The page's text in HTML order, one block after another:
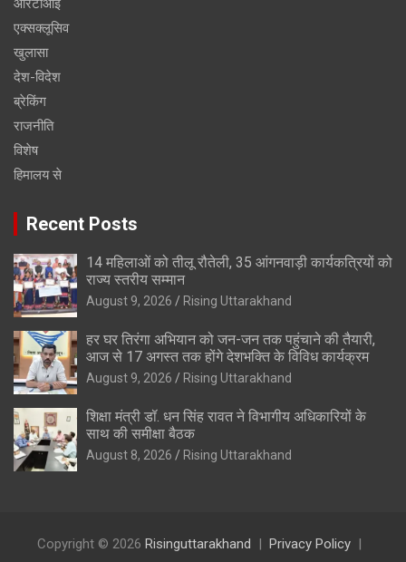
आरटीआई
एक्सक्लूसिव
खुलासा
देश-विदेश
ब्रेकिंग
राजनीति
विशेष
हिमालय से
Recent Posts
14 महिलाओं को तीलू रौतेली, 35 आंगनवाड़ी कार्यकत्रियों को
राज्य स्तरीय सम्मान
August 9, 2026 Rising Uttarakhand
हर घर तिरंगा अभियान को जन-जन तक पहुंचाने की तैयारी,
आज से 17 अगस्त तक होंगे देशभक्ति के विविध कार्यक्रम
August 9, 2026 Rising Uttarakhand
शिक्षा मंत्री डॉ. धन सिंह रावत ने विभागीय अधिकारियों के
साथ की समीक्षा बैठक
August 8, 2026 Rising Uttarakhand
Copyright © 2026 Risinguttarakhand
Privacy Policy